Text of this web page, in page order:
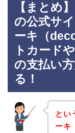
【まとめ
の公式サ
ーキ（
トカード
の支払い
る！
とい
ーキ